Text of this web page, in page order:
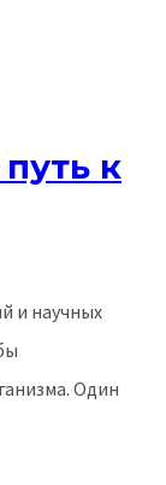
к
и научных
Один